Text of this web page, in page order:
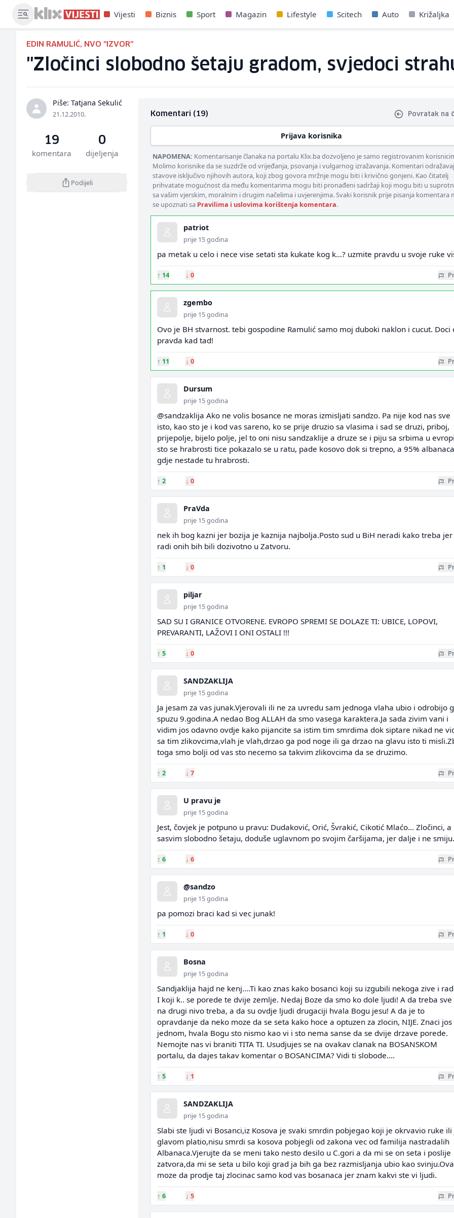
Vijesti Biznis Sport Magazin Lifestyle Scitech Auto Križaljka
EDIN RAMULIĆ, NVO "IZVOR"
"Zločinci slobodno šetaju gradom, svjedoci
Piše: Tatjana Sekulić
21.12.2010.
19
komentara
0
dijeljenja
Podijeli
Komentari (19) Povratak na
Prijava korisnika
NAPOMENA: Komentarisanje članaka na portalu Klix.ba dozvoljeno je samo registrovanim
Molimo korisnike da se suzdrže od vrijeđanja, psovanja i vulgarnog izražavanja. Komentari
stavove isključivo njihovih autora, koji zbog govora mržnje mogu biti i krivično gonjeni. Kao čitatelj
prihvatate mogućnost da među komentarima mogu biti pronađeni sadržaji koji mogu biti u
sa vašim vjerskim, moralnim i drugim načelima i uvjerenjima. Svaki korisnik prije pisanja komentara
se upoznati sa Pravilima i uslovima korištenja komentara.
patriot
prije 15 godina
pa metak u celo i nece vise setati sta kukate kog k...? uzmite pravdu u svoje ruke
↑ 14 ↓ 0
zgembo
prije 15 godina
Ovo je BH stvarnost. tebi gospodine Ramulić samo moj duboki naklon i cucut. Doci
pravda kad tad!
↑ 11 ↓ 0
Dursum
prije 15 godina
@sandzaklija Ako ne volis bosance ne moras izmisljati sandzo. Pa nije kod nas sve
isto, kao sto je i kod vas sareno, ko se prije druzio sa vlasima i sad se druzi, priboj,
prijepolje, bijelo polje, jel to oni nisu sandzaklije a druze se i piju sa srbima u
sto se hrabrosti tice pokazalo se u ratu, pade kosovo dok si trepno, a 95%
gdje nestade tu hrabrosti.
↑ 2 ↓ 0
PraVda
prije 15 godina
nek ih bog kazni jer bozija je kaznija najbolja.Posto sud u BiH neradi kako treba jer
radi onih bih bili dozivotno u Zatvoru.
↑ 1 ↓ 0
piljar
prije 15 godina
SAD SU I GRANICE OTVORENE. EVROPO SPREMI SE DOLAZE TI: UBICE, LOPOVI,
PREVARANTI, LAŽOVI I ONI OSTALI !!!
↑ 5 ↓ 0
SANDZAKLIJA
prije 15 godina
Ja jesam za vas junak.Vjerovali ili ne za uvredu sam jednoga vlaha ubio i odrobijo
spuzu 9.godina.A nedao Bog ALLAH da smo vasega karaktera.Ja sada zivim vani i
vidim jos odavno ovdje kako pijancite sa istim tim smrdima dok siptare nikad ne
sa tim zlikovcima,vlah je vlah,drzao ga pod noge ili ga drzao na glavu isto ti
toga smo bolji od vas sto necemo sa takvim zlikovcima da se druzimo.
↑ 2 ↓ 7
U pravu je
prije 15 godina
Jest, čovjek je potpuno u pravu: Dudaković, Orić, Švrakić, Cikotić Mlaćo... Zločinci, a
sasvim slobodno šetaju, doduše uglavnom po svojim čaršijama, jer dalje i ne smiju.
↑ 6 ↓ 6
@sandzo
prije 15 godina
pa pomozi braci kad si vec junak!
↑ 1 ↓ 0
Bosna
prije 15 godina
Sandjaklija hajd ne kenj....Ti kao znas kako bosanci koji su izgubili nekoga zive i
I koji k.. se porede te dvije zemlje. Nedaj Boze da smo ko dole ljudi! A da treba sve
na drugi nivo treba, a da su ovdje ljudi drugaciji hvala Bogu jesu! A da je to
opravdanje da neko moze da se seta kako hoce a optuzen za zlocin, NIJE. Znaci jos
jednom, hvala Bogu sto nismo kao vi i sto nema sanse da se dvije drzave porede.
Nemojte nas vi braniti TITA TI. Usudjujes se na ovakav clanak na BOSANSKOM
portalu, da dajes takav komentar o BOSANCIMA? Vidi ti slobode....
↑ 5 ↓ 1
SANDZAKLIJA
prije 15 godina
Slabi ste ljudi vi Bosanci,iz Kosova je svaki smrdin pobjegao koji je okrvavio ruke ili
glavom platio,nisu smrdi sa kosova pobjegli od zakona vec od familija nastradalih
Albanaca.Vjerujte da se meni tako nesto desilo u C.gori a da mi se on seta i poslije
zatvora,da mi se seta u bilo koji grad ja bih ga bez razmisljanja ubio kao
moze da prodje taj zlocinac samo kod vas bosanaca jer znam kakvi ste vi ljudi.
↑ 6 ↓ 5